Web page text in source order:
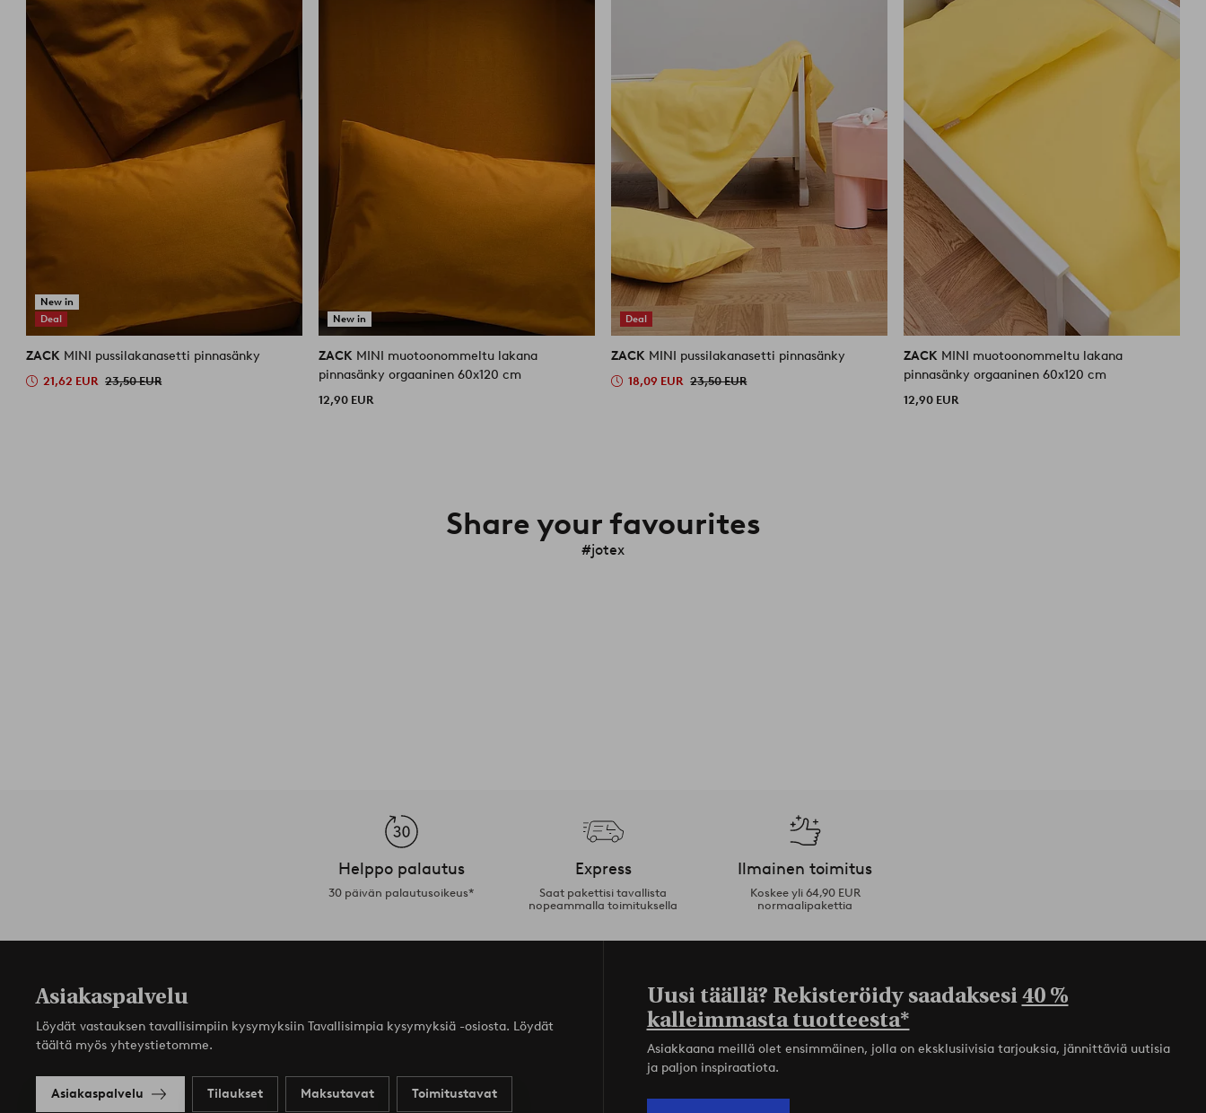
New in
Deal
ZACK MINI pussilakanasetti pinnasänky
21,62 EUR 23,50 EUR
New in
ZACK MINI muotoonommeltu lakana
pinnasänky orgaaninen 60x120 cm
12,90 EUR
Deal
ZACK MINI pussilakanasetti pinnasänky
18,09 EUR 23,50 EUR
ZACK MINI muotoonommeltu lakana
pinnasänky orgaaninen 60x120 cm
12,90 EUR
Share your favourites
#jotex
Helppo palautus
30 päivän palautusoikeus*
Express
Saat pakettisi tavallista
nopeammalla toimituksella
Ilmainen toimitus
Koskee yli 64,90 EUR
normaalipakettia
Asiakaspalvelu
Löydät vastauksen tavallisimpiin kysymyksiin Tavallisimpia kysymyksiä -osiosta. Löydät
täältä myös yhteystietomme.
Asiakaspalvelu Tilaukset Maksutavat Toimitustavat
Uusi täällä? Rekisteröidy saadaksesi40 %
kalleimmasta tuotteesta*
Asiakkaana meillä olet ensimmäinen, jolla on eksklusiivisia tarjouksia, jännittäviä uutisia
ja paljon inspiraatiota.